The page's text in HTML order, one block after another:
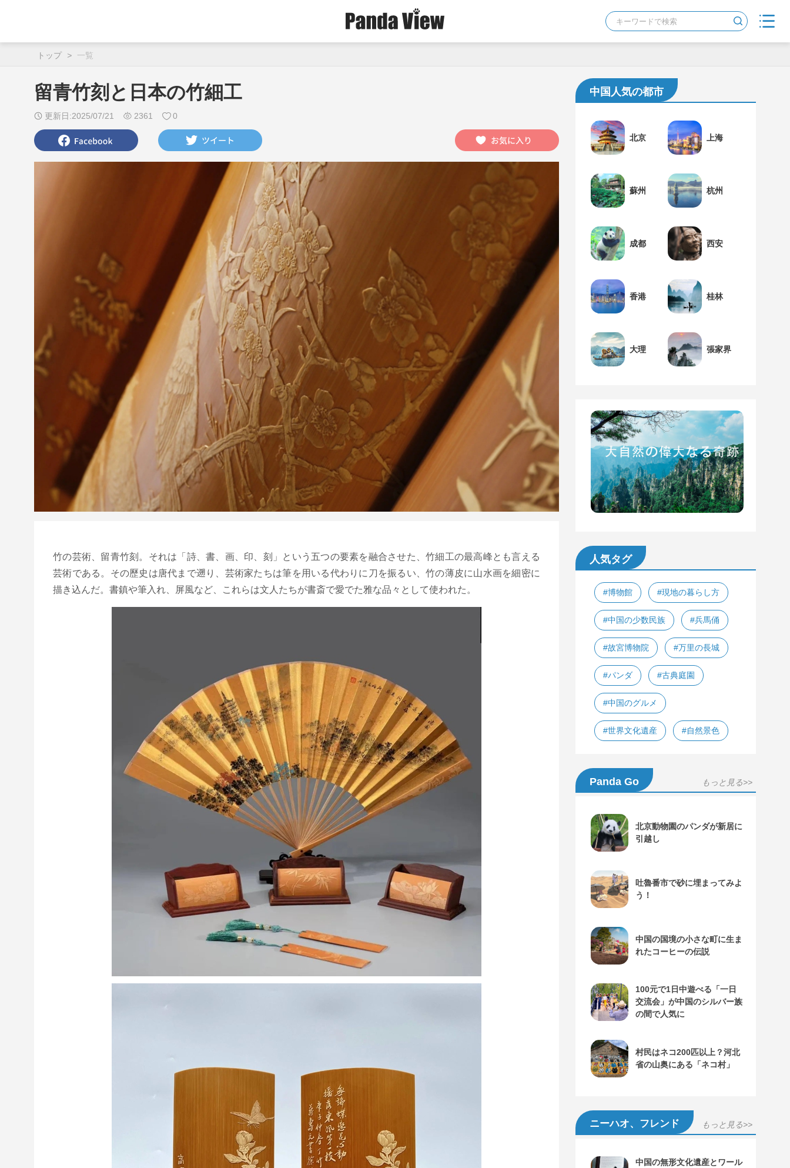
トップ > 一覧
留青竹刻と日本の竹細工
更新日:2025/07/21 2361 0
竹の芸術、留青竹刻。それは「詩、書、画、印、刻」という五つの要素を融合させた、竹細工の最高峰とも言える
芸術である。その歷史は唐代まで遡り、芸術家たちは筆を用いる代わりに刀を振るい、竹の薄皮に山水画を細密に
描き込んだ。書鎮や筆入れ、屏風など、これらは文人たちが書斎で愛でた雅な品々として使われた。
中国人気の都市
北京 上海
蘇州 杭州
成都 西安
香港 桂林
大理 張家界
人気タグ
#博物館 #現地の暮らし方
#中国の少数民族 #兵馬俑
#故宮博物院 #万里の長城
#パンダ #古典庭園
#中国のグルメ
#世界文化遺産 #自然景色
Panda Go もっと見る>>
北京動物園のパンダが新居に
引越し
吐魯番市で砂に埋まってみよ
う！
中国の国境の小さな町に生ま
れたコーヒーの伝説
100元で1日中遊べる「一日
交流会」が中国のシルバー族
の間で人気に
村民はネコ200匹以上？河北
省の山奥にある「ネコ村」
ニーハオ、フレンド もっと見る>>
中国の無形文化遺産とワール